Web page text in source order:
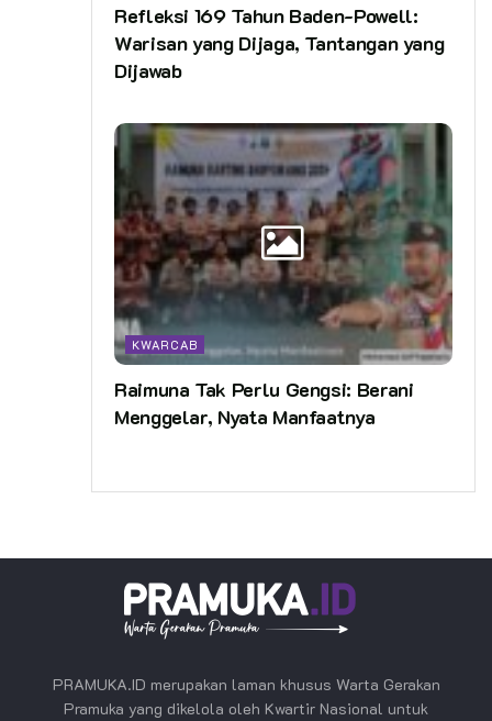
Refleksi 169 Tahun Baden-Powell:
Warisan yang Dijaga, Tantangan yang
Dijawab
KWARCAB
Raimuna Tak Perlu Gengsi: Berani
Menggelar, Nyata Manfaatnya
PRAMUKA.ID merupakan laman khusus Warta Gerakan
Pramuka yang dikelola oleh Kwartir Nasional untuk